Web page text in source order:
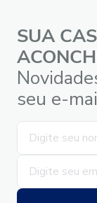
SUA
seu e-